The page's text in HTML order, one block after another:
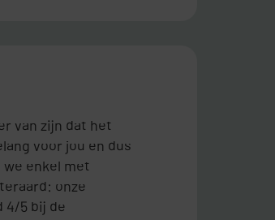
van zijn dat het
voor jou en dus
enkel met
onze
4/5 bij de